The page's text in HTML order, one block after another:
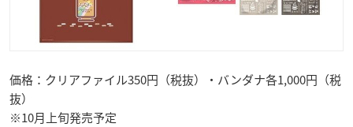
価格：クリアファイル350円（税抜）・バンダナ各1,000円（税
抜）
※10月上旬発売予定